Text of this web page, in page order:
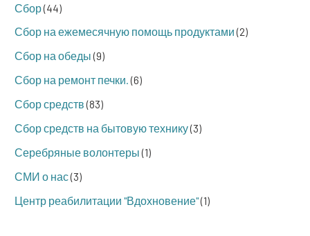
Сбор(44)
Сбор на ежемесячную помощь продуктами(2)
Сбор на обеды(9)
Сбор на ремонт печки.(6)
Сбор средств(83)
Сбор средств на бытовую технику(3)
Серебряные волонтеры(1)
СМИ о нас(3)
Центр реабилитации "Вдохновение"(1)